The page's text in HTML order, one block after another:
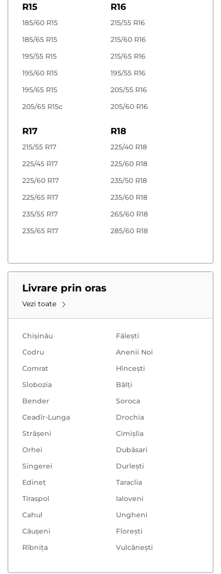
R15
185/60 R15
185/65 R15
195/55 R15
195/60 R15
195/65 R15
205/65 R15c
R16
215/55 R16
215/60 R16
215/65 R16
195/55 R16
205/55 R16
205/60 R16
R17
215/55 R17
225/45 R17
225/60 R17
225/65 R17
235/55 R17
235/65 R17
R18
225/40 R18
225/60 R18
235/50 R18
235/60 R18
265/60 R18
285/60 R18
Livrare prin oras
Vezi toate
Chișinău
Făleşti
Codru
Anenii Noi
Comrat
Hînceşti
Slobozia
Bălţi
Bender
Soroca
Ceadîr-Lunga
Drochia
Strășeni
Cimișlia
Orhei
Dubăsari
Singerei
Durlești
Edineț
Taraclia
Tiraspol
Ialoveni
Cahul
Ungheni
Căușeni
Floreşti
Rîbnița
Vulcăneşti